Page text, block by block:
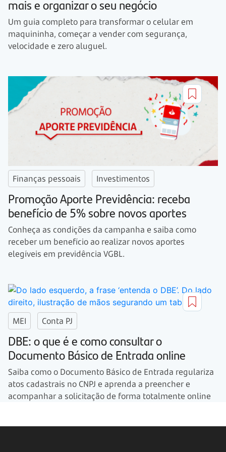
mais e organizar o seu negócio
Um guia completo para transformar o celular em
maquininha, começar a vender com segurança,
velocidade e zero aluguel.
Finanças pessoais Investimentos
Promoção Aporte Previdência: receba
benefício de 5% sobre novos aportes
Conheça as condições da campanha e saiba como
receber um benefício ao realizar novos aportes
elegíveis em previdência VGBL.
MEI Conta PJ
DBE: o que é e como consultar o
Documento Básico de Entrada online
Saiba como o Documento Básico de Entrada regulariza
atos cadastrais no CNPJ e aprenda a preencher e
acompanhar a solicitação de forma totalmente online